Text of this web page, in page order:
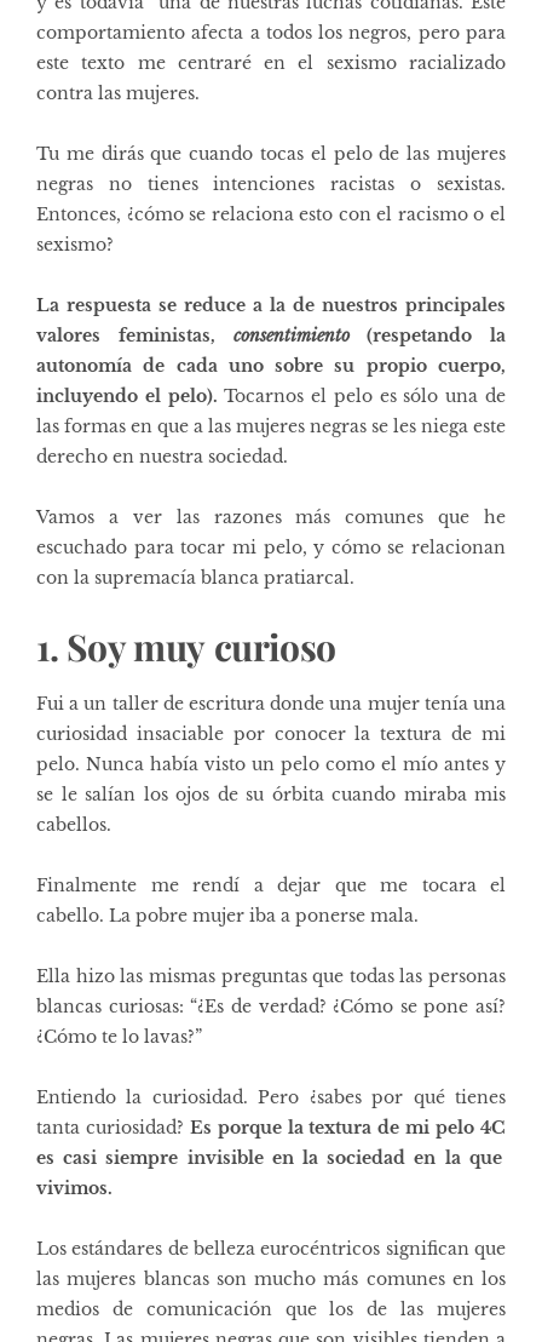
comportamiento afecta a todos los negros, pero para
este texto me centraré en el sexismo racializado
contra las mujeres.
Tu me dirás que cuando tocas el pelo de las mujeres
negras no tienes intenciones racistas o sexistas.
Entonces, ¿cómo se relaciona esto con el racismo o el
sexismo?
La respuesta se reduce a la de nuestros principales
valores feministas, consentimiento(respetando la
autonomía de cada uno sobre su propio cuerpo,
incluyendo el pelo).Tocarnos el pelo es sólo una de
las formas en que a las mujeres negras se les niega este
derecho en nuestra sociedad.
Vamos a ver las razones más comunes que he
escuchado para tocar mi pelo, y cómo se relacionan
con la supremacía blanca pratiarcal.
1. Soy muy curioso
Fui a un taller de escritura donde una mujer tenía una
curiosidad insaciable por conocer la textura de mi
pelo. Nunca había visto un pelo como el mío antes y
se le salían los ojos de su órbita cuando miraba mis
cabellos.
Finalmente me rendí a dejar que me tocara el
cabello. La pobre mujer iba a ponerse mala.
Ella hizo las mismas preguntas que todas las personas
blancas curiosas: “¿Es de verdad? ¿Cómo se pone así?
¿Cómo te lo lavas?”
Entiendo la curiosidad. Pero ¿sabes por qué tienes
tanta curiosidad? Es porque la textura demi pelo 4C
es casi siempre invisible en la sociedad en la que
vivimos.
Los estándares de belleza eurocéntricos significan que
las mujeres blancas son mucho más comunes en los
medios de comunicaciónque los de las mujeres